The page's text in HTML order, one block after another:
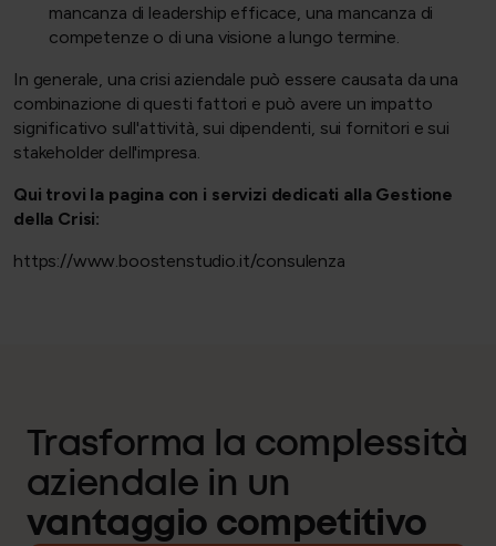
mancanza di leadership efficace, una mancanza di
competenze o di una visione a lungo termine.
In generale, una crisi aziendale può essere causata da una
combinazione di questi fattori e può avere un impatto
significativo sull'attività, sui dipendenti, sui fornitori e sui
stakeholder dell'impresa.
Qui trovi la pagina con i servizi dedicati alla Gestione
della Crisi:
https://www.boostenstudio.it/consulenza
Trasforma la complessità
aziendale in un
vantaggio competitivo